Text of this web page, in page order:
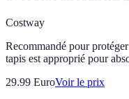
Costway
Recommandé pour
tapis est approprié pour
29.99 EuroVoir le prix